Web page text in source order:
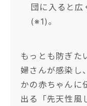
団に入ると広
(※1)。
もっとも防ぎた
婦さんが感染し
かの赤ちゃんに
出る「先天性風